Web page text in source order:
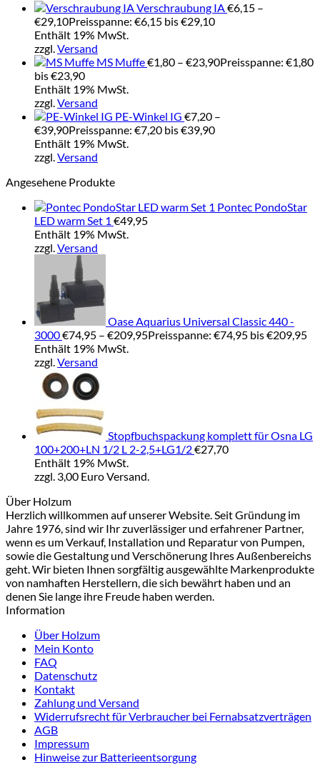
Verschraubung IA€6,15 –
€29,10Preisspanne: €6,15 bis €29,10
Enthält 19% MwSt.
zzgl.Versand
MS Muffe€1,80 – €23,90Preisspanne: €1,80
bis €23,90
Enthält 19% MwSt.
zzgl.Versand
PE-Winkel IG €7,20 –
€39,90Preisspanne: €7,20 bis €39,90
Enthält 19% MwSt.
zzgl.Versand
Angesehene Produkte
Pontec PondoStar
LED warm Set 1 €49,95
Enthält 19% MwSt.
zzgl.Versand
Oase Aquarius Universal Classic 440 -
3000€74,95 – €209,95Preisspanne: €74,95 bis €209,95
Enthält 19% MwSt.
zzgl.Versand
Stopfbuchspackung komplett für Osna LG
100+200+LN 1/2 L 2-2,5+LG1/2€27,70
Enthält 19% MwSt.
zzgl. 3,00 Euro Versand.
Über Holzum
Herzlich willkommen auf unserer Website. Seit Gründung im
Jahre 1976, sind wir Ihr zuverlässiger und erfahrener Partner,
wenn es um Verkauf, Installation und Reparatur von Pumpen,
sowie die Gestaltung und Verschönerung Ihres Außenbereichs
geht. Wir bieten Ihnen sorgfältig ausgewählte Markenprodukte
von namhaften Herstellern, die sich bewährt haben und an
denen Sie lange ihre Freude haben werden.
Information
Über Holzum
Mein Konto
FAQ
Datenschutz
Kontakt
Zahlung und Versand
Widerrufsrecht für Verbraucher bei Fernabsatzverträgen
AGB
Impressum
Hinweise zur Batterieentsorgung